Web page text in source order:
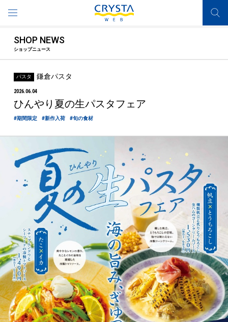
SHOP NEWS
ショップニュース
2026.06.04
パスタ 鎌倉パスタ
ひんやり夏の生パスタフェア
#期間限定 #新作入荷 #旬の食材